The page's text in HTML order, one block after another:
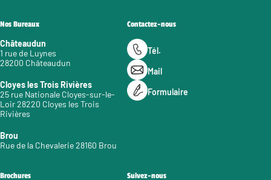
Nos Bureaux
Châteaudun
1 rue de Luynes
28200 Châteaudun
Cloyes les Trois Rivières
25 rue Nationale Cloyes-sur-le-
Loir 28220 Cloyes les Trois
Rivières
Brou
Rue de la Chevalerie 28160 Brou
Contactez-nous
Tél.
Mail
Formulaire
Brochures Suivez-nous